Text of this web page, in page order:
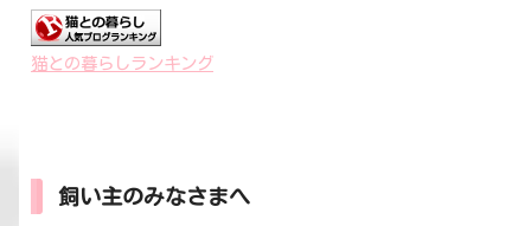
猫との暮らしランキング
飼い主のみなさまへ